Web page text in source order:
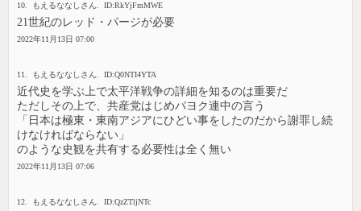
10. もえるななしさん. ID:RkYjFmMWE
21世紀のレッド・パージが必要
2022年11月13日 07:00
11. もえるななしさん. ID:Q0NTI4YTA
近代史を学ぶ上で太平洋戦争の詳細を知るのは重要だ
ただしその上で、共産党はじめパヨク連中の言う
「日本は極東・東南アジアにひどい事をしたのだから謝罪し続
けなければならない」
のような史観を共有する必要性は全く無い
2022年11月13日 07:06
12. もえるななしさん. ID:QzZTljNTc